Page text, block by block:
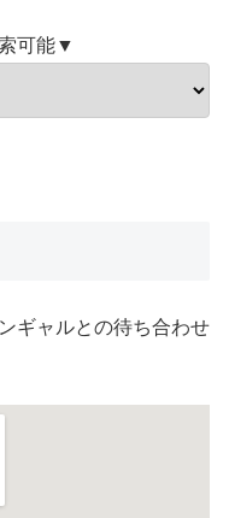
可能▼
ギャルとの待ち合わせ